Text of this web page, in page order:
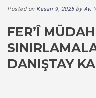
Posted on Kasım 9, 2025byAv.
FER’Î
DANIŞTAY